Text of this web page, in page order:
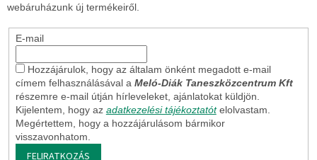
webáruházunk új termékeiről.
E-mail
Hozzájárulok, hogy az általam önként megadott e-mail
címem felhasználásával a Meló-Diák Taneszközcentrum Kft
részemre e-mail útján hírleveleket, ajánlatokat küldjön.
Kijelentem, hogy az adatkezelési tájékoztatót elolvastam.
Megértettem, hogy a hozzájárulásom bármikor
visszavonhatom.
FELIRATKOZÁS